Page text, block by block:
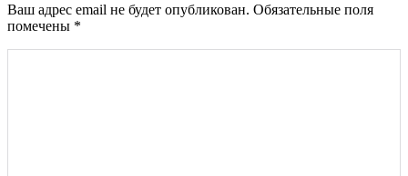
Ваш адрес email не будет опубликован. Обязательные поля
помечены *